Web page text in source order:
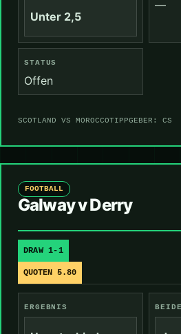
Unter 2,5
—
STATUS
Offen
SCOTLAND VS MOROCCOTIPPGEBER: CS
FOOTBALL
Galway v Derry
DRAW 1-1
QUOTEN 5.80
ERGEBNIS